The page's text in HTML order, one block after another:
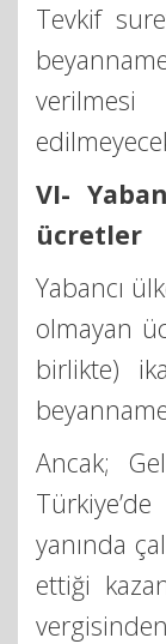
Tevkif
VI-
ücretler
Yabancı
olmayan
birlikte)
Ancak;
yanında
ettiği